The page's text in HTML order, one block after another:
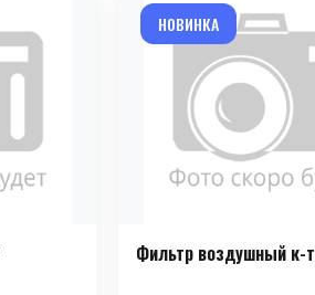
НОВИНКА
Фильтр воздушный к-т